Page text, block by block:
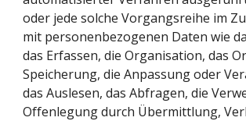
oder jede solche Vorgangsreihe im
mit personenbezogenen Daten wie
das Erfassen, die Organisation, das
Speicherung, die Anpassung oder
das Auslesen, das Abfragen, die
Offenlegung durch Übermittlung,